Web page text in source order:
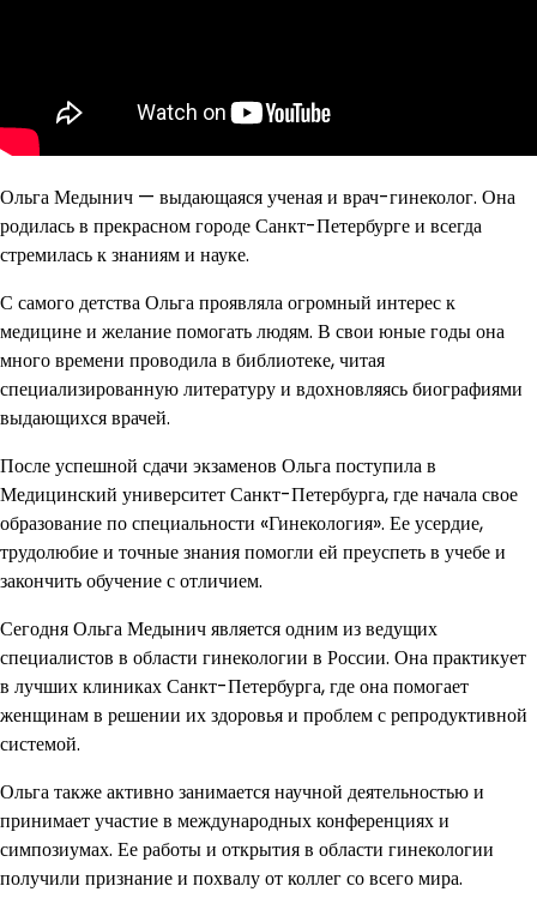
Ольга Медынич — выдающаяся ученая и врач-гинеколог. Она
родилась в прекрасном городе Санкт-Петербурге и всегда
стремилась к знаниям и науке.
С самого детства Ольга проявляла огромный интерес к
медицине и желание помогать людям. В свои юные годы она
много времени проводила в библиотеке, читая
специализированную литературу и вдохновляясь биографиями
выдающихся врачей.
После успешной сдачи экзаменов Ольга поступила в
Медицинский университет Санкт-Петербурга, где начала свое
образование по специальности «Гинекология». Ее усердие,
трудолюбие и точные знания помогли ей преуспеть в учебе и
закончить обучение с отличием.
Сегодня Ольга Медынич является одним из ведущих
специалистов в области гинекологии в России. Она практикует
в лучших клиниках Санкт-Петербурга, где она помогает
женщинам в решении их здоровья и проблем с репродуктивной
системой.
Ольга также активно занимается научной деятельностью и
принимает участие в международных конференциях и
симпозиумах. Ее работы и открытия в области гинекологии
получили признание и похвалу от коллег со всего мира.